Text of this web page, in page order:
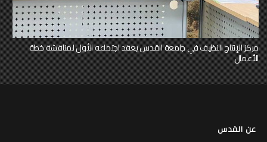
مركز الإنتاج النظيف في جامعة القدس يعقد اجتماعه الأول لمناقشة خطة
الأعمال
عن القدس